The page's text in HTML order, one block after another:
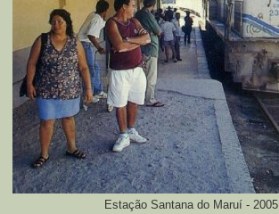
Estação Santana do Maruí - 2005